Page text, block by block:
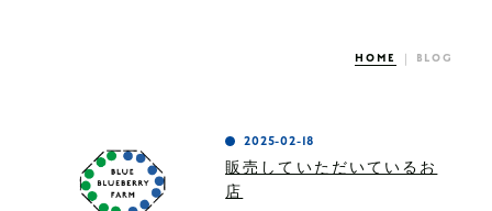
HOME BLOG
販売していただいているお
店
2025-02-18